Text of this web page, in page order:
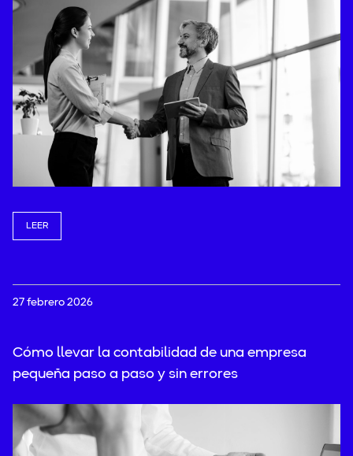
Concurso de Acreedores
Laboral/Marketing Renting
Traspaso negocios/Uncategorized/
Todas
LEER
27 febrero 2026
Cómo llevar la contabilidad de una empresa
pequeña paso a paso y sin errores